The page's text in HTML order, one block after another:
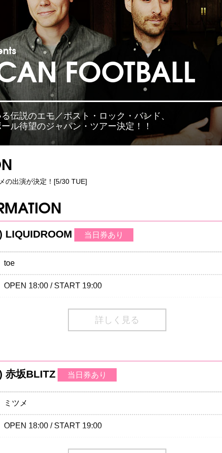
FOOTBALL
伝説のエモ／ポスト・ロック・バンド、
ル待望のジャパン・ツアー決定！！
の出演が決定！[5/30 TUE]
LIQUIDROOM 当日券あり
toe
OPEN 18:00 / START 19:00
18:00～会場当日券売場にて販売
￥6,800-(税込/All standing/1Drink別)
チケットぴあ
レコファン渋谷BEAM店：03-3463-0090
詳しく見る
赤坂BLITZ 当日券あり
ミツメ
OPEN 18:00 / START 19:00
18:00～会場当日券売場にて販売